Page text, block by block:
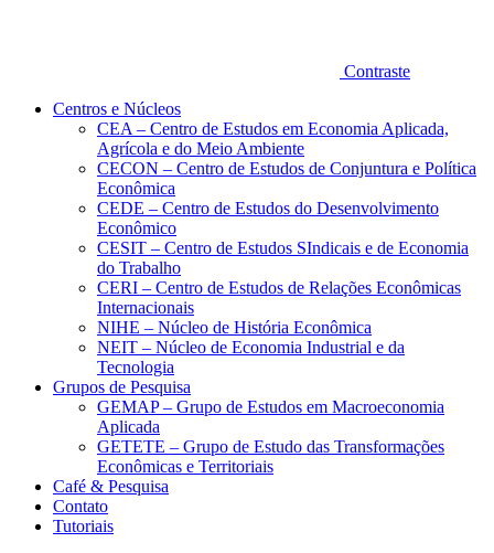
Contraste
Centros e Núcleos
CEA – Centro de Estudos em Economia Aplicada,
Agrícola e do Meio Ambiente
CECON – Centro de Estudos de Conjuntura e Política
Econômica
CEDE – Centro de Estudos do Desenvolvimento
Econômico
CESIT – Centro de Estudos SIndicais e de Economia
do Trabalho
CERI – Centro de Estudos de Relações Econômicas
Internacionais
NIHE – Núcleo de História Econômica
NEIT – Núcleo de Economia Industrial e da
Tecnologia
Grupos de Pesquisa
GEMAP – Grupo de Estudos em Macroeconomia
Aplicada
GETETE – Grupo de Estudo das Transformações
Econômicas e Territoriais
Café & Pesquisa
Contato
Tutoriais